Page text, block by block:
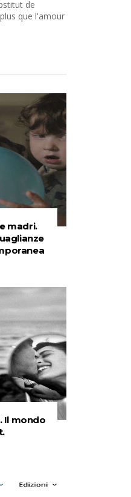
de
que l'amour
madri.
Il mondo